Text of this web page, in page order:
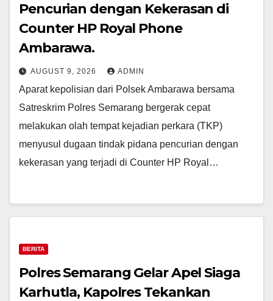
Pencurian dengan Kekerasan di
Counter HP Royal Phone
Ambarawa.
AUGUST 9, 2026 ADMIN
Aparat kepolisian dari Polsek Ambarawa bersama
Satreskrim Polres Semarang bergerak cepat
melakukan olah tempat kejadian perkara (TKP)
menyusul dugaan tindak pidana pencurian dengan
kekerasan yang terjadi di Counter HP Royal…
BERITA
Polres Semarang Gelar Apel Siaga
Karhutla, Kapolres Tekankan